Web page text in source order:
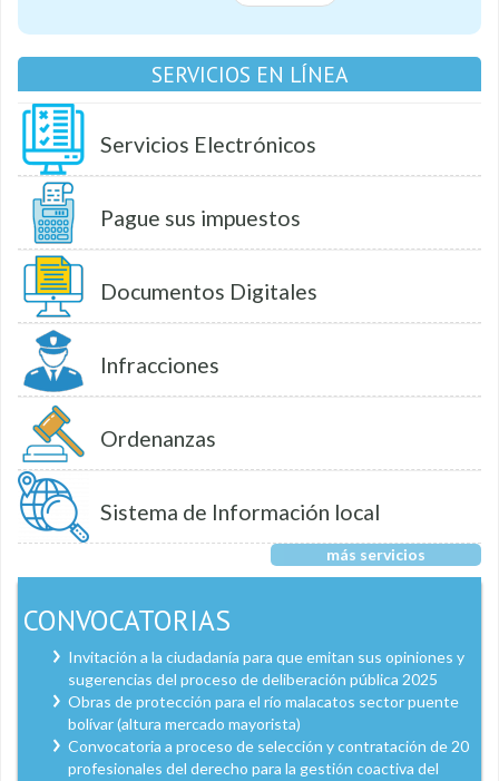
SERVICIOS EN LÍNEA
Servicios Electrónicos
Pague sus impuestos
Documentos Digitales
Infracciones
Ordenanzas
Sistema de Información local
más servicios
CONVOCATORIAS
Invitación a la ciudadanía para que emitan sus opiniones y
sugerencias del proceso de deliberación pública 2025
Obras de protección para el río malacatos sector puente
bolívar (altura mercado mayorista)
Convocatoria a proceso de selección y contratación de 20
profesionales del derecho para la gestión coactiva del